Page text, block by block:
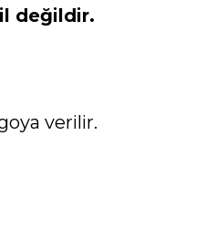
değildir.
verilir.